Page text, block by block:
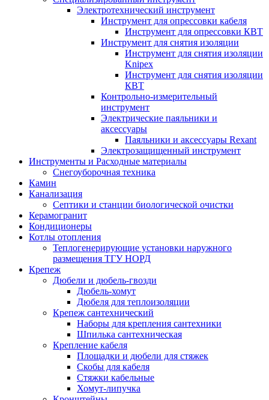
Электротехнический инструмент
Инструмент для опрессовки кабеля
Инструмент для опрессовки КВТ
Инструмент для снятия изоляции
Инструмент для снятия изоляции
Knipex
Инструмент для снятия изоляции
КВТ
Контрольно-измерительный
инструмент
Электрические паяльники и
аксессуары
Паяльники и аксессуары Rexant
Электрозащищенный инструмент
Инструменты и Расходные материалы
Снегоуборочная техника
Камин
Канализация
Септики и станции биологической очистки
Керамогранит
Кондиционеры
Котлы отопления
Теплогенерирующие установки наружного
размещения ТГУ НОРД
Крепеж
Дюбели и дюбель-гвозди
Дюбель-хомут
Дюбеля для теплоизоляции
Крепеж сантехнический
Наборы для крепления сантехники
Шпилька сантехническая
Крепление кабеля
Площадки и дюбели для стяжек
Скобы для кабеля
Стяжки кабельные
Хомут-липучка